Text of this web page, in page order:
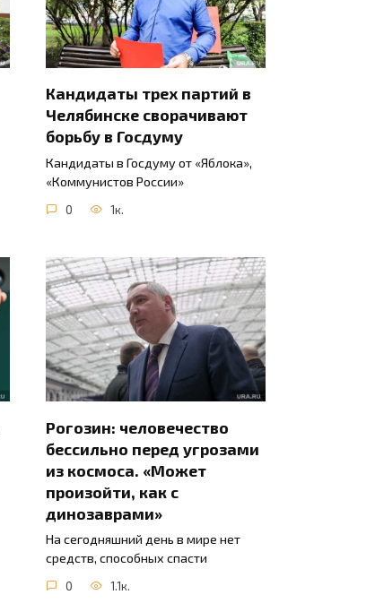
Кандидаты трех партий в
Челябинске сворачивают
борьбу в Госдуму
Кандидаты в Госдуму от «Яблока»,
«Коммунистов России»
0 1к.
Рогозин: человечество
бессильно перед угрозами
из космоса. «Может
произойти, как с
динозаврами»
На сегодняшний день в мире нет
средств, способных спасти
0 1.1к.